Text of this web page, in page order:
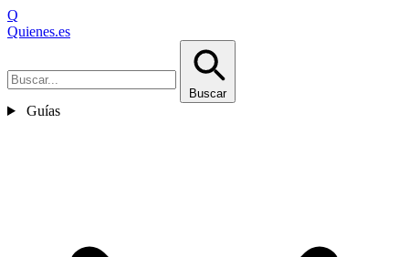
Q
Quienes.es
Buscar
Guías